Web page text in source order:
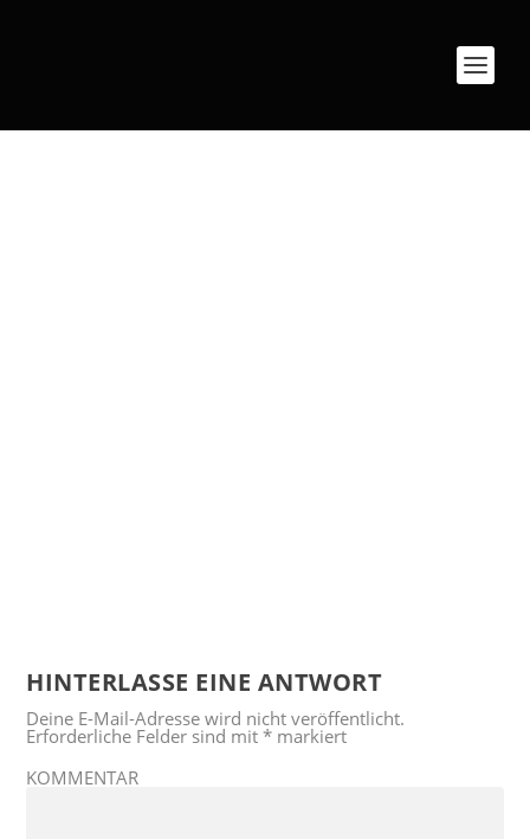
HINTERLASSE EINE ANTWORT
Deine E-Mail-Adresse wird nicht veröffentlicht.
Erforderliche Felder sind mit* markiert
KOMMENTAR